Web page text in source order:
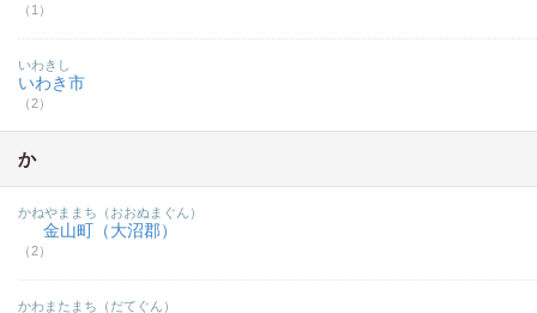
（1）
いわき市
（2）
いわきし
か
金山町（大沼郡）
（2）
かねやままち（おおぬまぐん）
かわまたまち（だてぐん）